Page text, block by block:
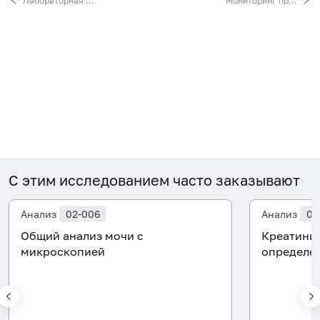
С этим исследованием часто заказывают
Анализ 02-006
Общий анализ мочи с
микроскопией
Анализ